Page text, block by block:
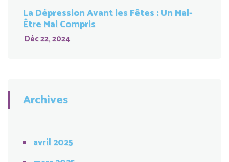
La Dépression Avant les Fêtes : Un Mal-
Être Mal Compris
Déc 22, 2024
Archives
avril 2025